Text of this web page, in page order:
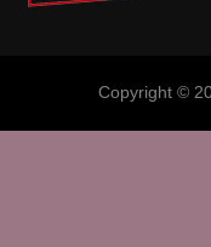
Copyright ©